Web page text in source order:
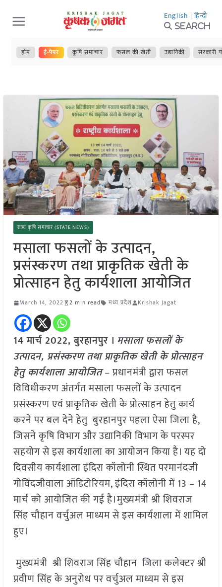
Skip
to
content
English | हिन्दी
Search
होम ई-पेपर कृषि समाचार फसल की खेती उद्यानिकी सरकारी
राज्य कृषि समाचार (STATE NEWS)
मसाला फसलों के उत्पादन,
प्रसंस्करण तथा प्राकृतिक खेती के
प्रोत्साहन हेतु कार्यशाला आयोजित
March 14, 2022 2 min read मध्य प्रदेश Krishak Jagat
14 मार्च 2022, बुरहानपुर । मसाला फसलों के
उत्पादन, प्रसंस्करण तथा प्राकृतिक खेती के प्रोत्साहन
हेतु कार्यशाला आयोजित– प्रधानमंत्री द्वारा फसल
विविधीकरण अंतर्गत मसाला फसलों के उत्पादन
प्रसंस्करण एवं प्राकृतिक खेती के प्रोत्साहन हेतु कार्य
करने पर बल देने हेतु बुरहानपुर पहला ऐसा जिला है,
जिसने कृषि विभाग और उद्यानिकी विभाग के परस्पर
सहयोग से इस कार्यशाला का आयोजन किया है। यह दो
दिवसीय कार्यशाला इंदिरा कॉलोनी स्थित परमानंदजी
गोविंदजीवाला ऑडिटोरियम, इंदिरा कॉलोनी में 13 – 14
मार्च को आयोजित की गई है।मुख्यमंत्री श्री शिवराज
सिंह चौहान वर्चुअल माध्यम से इस कार्यशाला में शामिल
हुए।
मुख्यमंत्री श्री शिवराज सिंह चौहान जिला कलेक्टर श्री
प्रवीण सिंह के अनुरोध पर वर्चुअल माध्यम से इस